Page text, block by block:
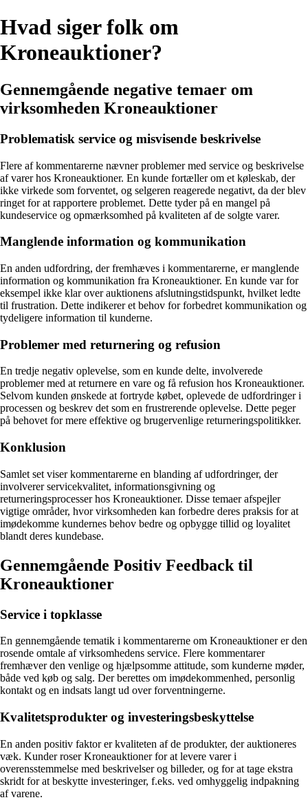
Hvad siger folk om
Kroneauktioner?
Gennemgående negative temaer om
virksomheden Kroneauktioner
Problematisk service og misvisende beskrivelse
Flere af kommentarerne nævner problemer med service og beskrivelse
af varer hos Kroneauktioner. En kunde fortæller om et køleskab, der
ikke virkede som forventet, og selgeren reagerede negativt, da der blev
ringet for at rapportere problemet. Dette tyder på en mangel på
kundeservice og opmærksomhed på kvaliteten af de solgte varer.
Manglende information og kommunikation
En anden udfordring, der fremhæves i kommentarerne, er manglende
information og kommunikation fra Kroneauktioner. En kunde var for
eksempel ikke klar over auktionens afslutningstidspunkt, hvilket ledte
til frustration. Dette indikerer et behov for forbedret kommunikation og
tydeligere information til kunderne.
Problemer med returnering og refusion
En tredje negativ oplevelse, som en kunde delte, involverede
problemer med at returnere en vare og få refusion hos Kroneauktioner.
Selvom kunden ønskede at fortryde købet, oplevede de udfordringer i
processen og beskrev det som en frustrerende oplevelse. Dette peger
på behovet for mere effektive og brugervenlige returneringspolitikker.
Konklusion
Samlet set viser kommentarerne en blanding af udfordringer, der
involverer servicekvalitet, informationsgivning og
returneringsprocesser hos Kroneauktioner. Disse temaer afspejler
vigtige områder, hvor virksomheden kan forbedre deres praksis for at
imødekomme kundernes behov bedre og opbygge tillid og loyalitet
blandt deres kundebase.
Gennemgående Positiv Feedback til
Kroneauktioner
Service i topklasse
En gennemgående tematik i kommentarerne om Kroneauktioner er den
rosende omtale af virksomhedens service. Flere kommentarer
fremhæver den venlige og hjælpsomme attitude, som kunderne møder,
både ved køb og salg. Der berettes om imødekommenhed, personlig
kontakt og en indsats langt ud over forventningerne.
Kvalitetsprodukter og investeringsbeskyttelse
En anden positiv faktor er kvaliteten af de produkter, der auktioneres
væk. Kunder roser Kroneauktioner for at levere varer i
overensstemmelse med beskrivelser og billeder, og for at tage ekstra
skridt for at beskytte investeringer, f.eks. ved omhyggelig indpakning
af varene.